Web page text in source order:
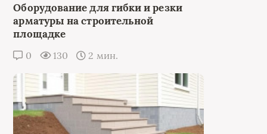
Оборудование для гибки и резки
арматуры на строительной
площадке
0 130 2 мин.